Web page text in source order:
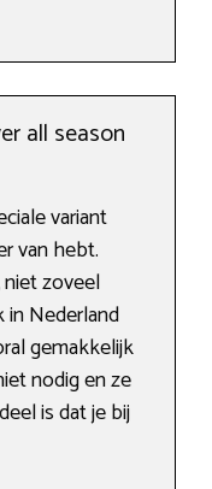
all season
variant
van hebt.
zoveel
Nederland
gemakkelijk
nodig en ze
is dat je bij